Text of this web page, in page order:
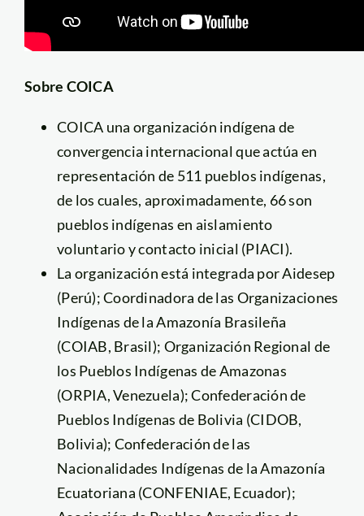
Sobre COICA
COICA una organización indígena de
convergencia internacional que actúa en
representación de 511 pueblos indígenas,
de los cuales, aproximadamente, 66 son
pueblos indígenas en aislamiento
voluntario y contacto inicial (PIACI).
La organización está integrada por Aidesep
(Perú); Coordinadora de las Organizaciones
Indígenas de la Amazonía Brasileña
(COIAB, Brasil); Organización Regional de
los Pueblos Indígenas de Amazonas
(ORPIA, Venezuela); Confederación de
Pueblos Indígenas de Bolivia (CIDOB,
Bolivia); Confederación de las
Nacionalidades Indígenas de la Amazonía
Ecuatoriana (CONFENIAE, Ecuador);